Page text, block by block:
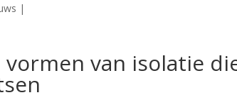
|
van isolatie